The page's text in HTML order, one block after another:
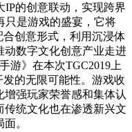
IP的创意联动，实现跨界
只是游戏的盛宴，它将
创意形式，利用沉浸体
动数字文化创意产业走进
游》在本次TGC2019上
的无限可能性。游戏收
强玩家荣誉感和集体认
传统文化也在渗透新兴文
。